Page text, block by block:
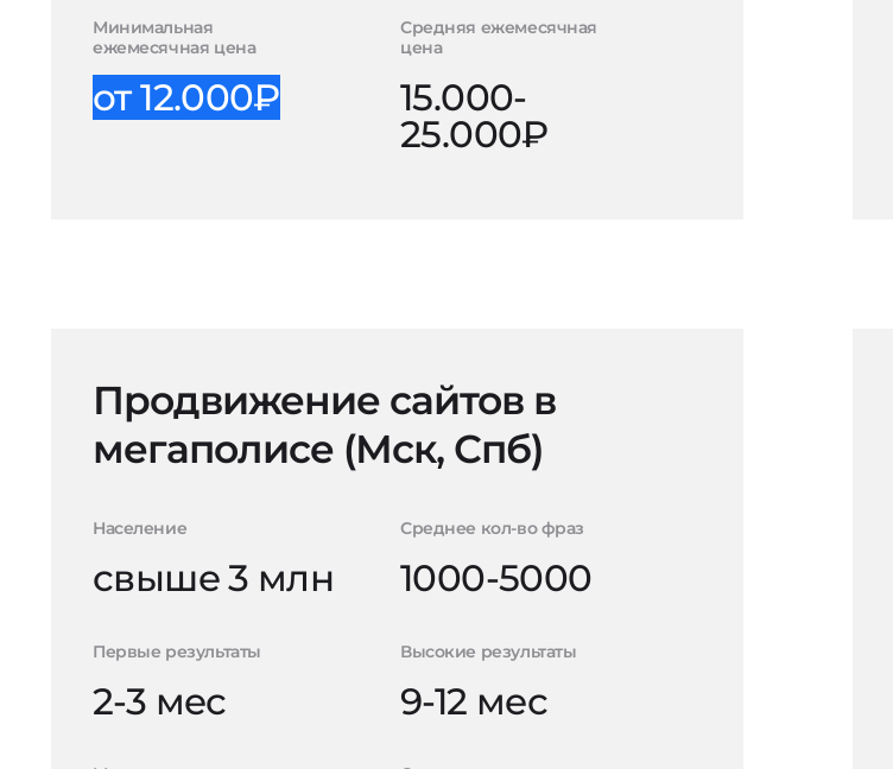
Минимальная
ежемесячная цена
от 12.000₽
Средняя ежемесячная
цена
15.000-
25.000₽
Продвижение сайтов в
мегаполисе (Мск, Спб)
Население
свыше 3 млн
Среднее кол-во фраз
1000-5000
Первые результаты
2-3 мес
Высокие результаты
9-12 мес